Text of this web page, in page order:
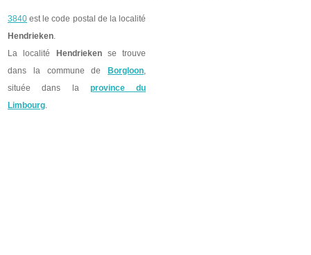
3840 est le code postal de la localité
Hendrieken.
La localité
Hendriekense trouve
dans la commune de
Borgloon,
située dans la province du
Limbourg.